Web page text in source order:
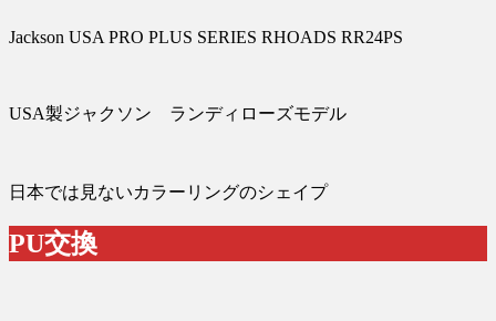
Jackson USA PRO PLUS SERIES RHOADS RR24PS
USA製ジャクソン ランディローズモデル
日本では見ないカラーリングのシェイプ
PU交換